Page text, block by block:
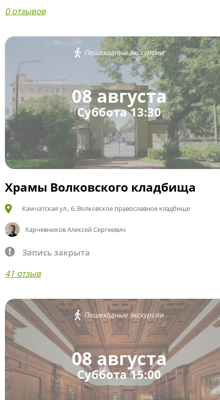
0 отзывов
Пешеходные экскурсии
08 августа
Суббота 13:30
Храмы Волковского кладбища
Камчатская ул., 6, Волковское православное кладбище
Харчевников Алексей Сергеевич
Запись закрыта
41 отзыв
Пешеходные экскурсии
08 августа
Суббота 15:00